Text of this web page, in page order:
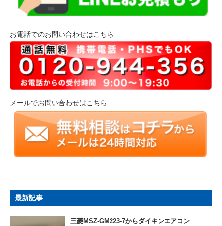
お電話でのお問い合わせはこちら
メールでお問い合わせはこちら
最新記事
三菱MSZ-GM223-7からダイキンエアコン